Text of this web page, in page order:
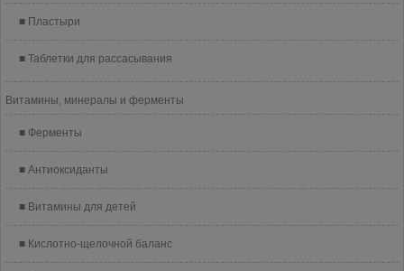
Пластыри
Таблетки для рассасывания
Витамины, минералы и ферменты
Ферменты
Антиоксиданты
Витамины для детей
Кислотно-щелочной баланс